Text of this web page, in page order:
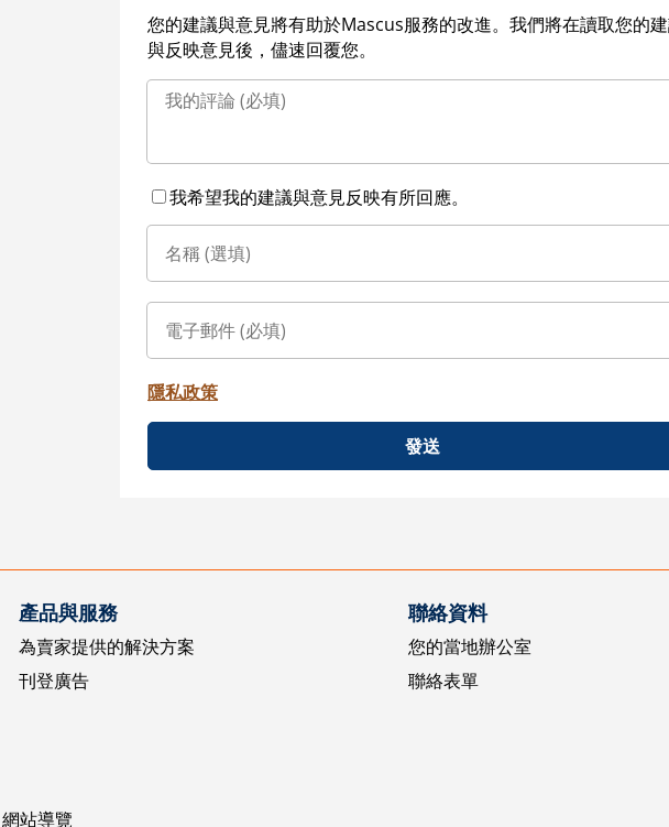
您的建議與意見將有助於Mascus服務的改進。我們將在讀取您的
與反映意見後，儘速回覆您。
我希望我的建議與意見反映有所回應。
隱私政策
發送
產品與服務
為賣家提供的解決方案
刊登廣告
聯絡資料
您的當地辦公室
聯絡表單
網站導覽